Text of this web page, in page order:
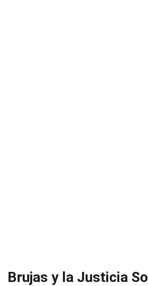
Brujas y la Justicia